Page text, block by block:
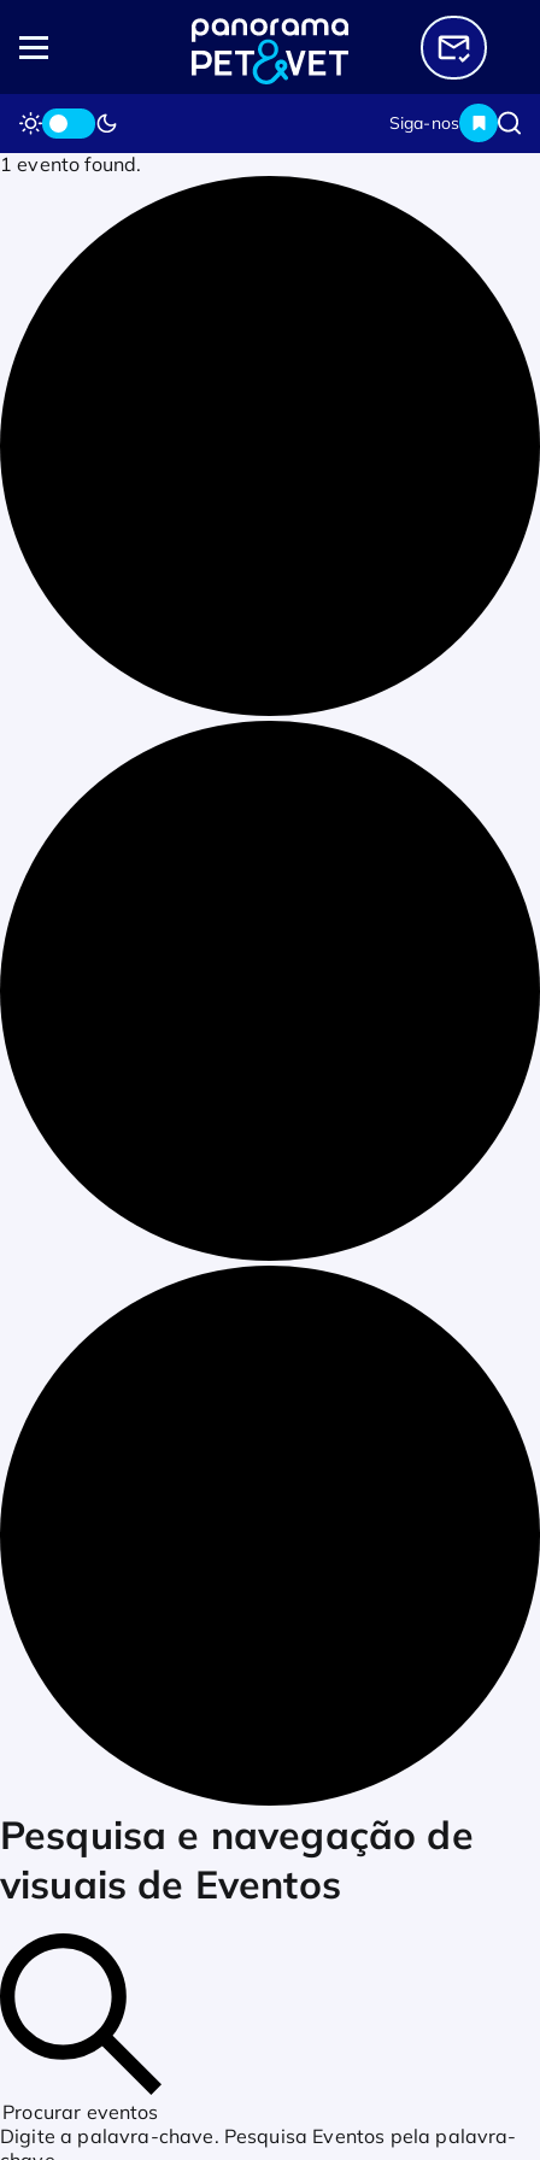
Siga-nos
1 evento found.
Eventos
for
junho
27,
Pesquisa e navegação de
visuais de Eventos
Procurar eventos
Digite a palavra-chave. Pesquisa Eventos pela palavra-